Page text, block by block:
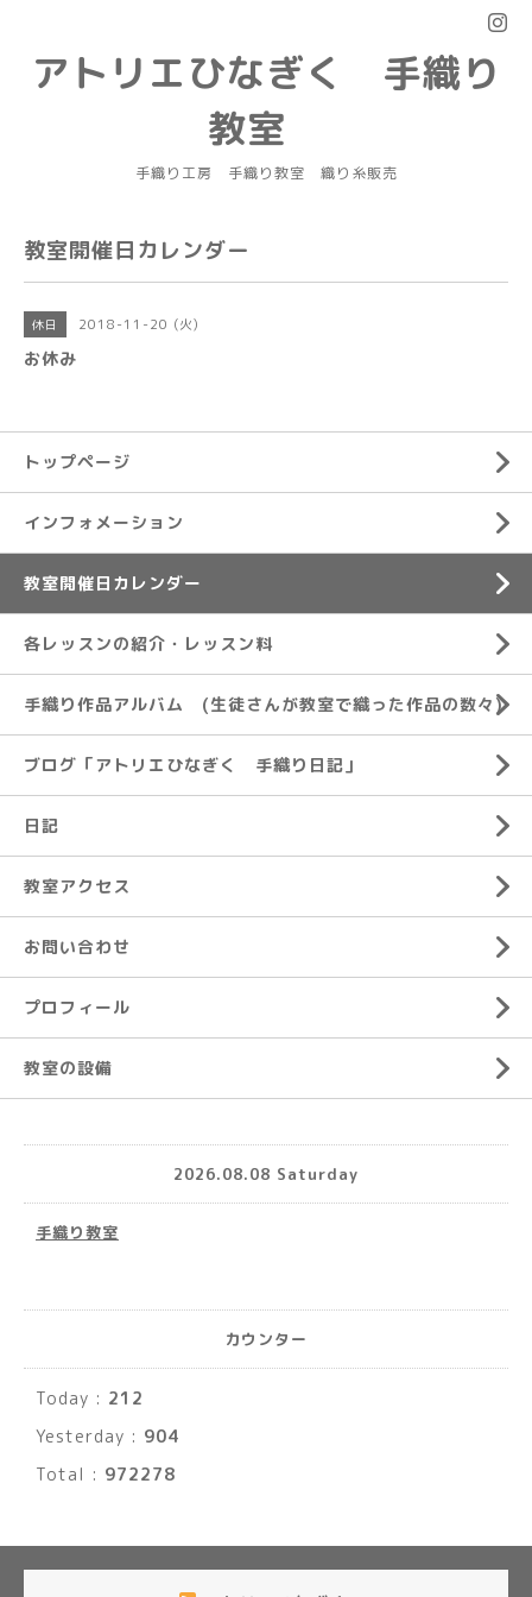
アトリエひなぎく 手織り
教室
手織り工房 手織り教室 織り糸販売
教室開催日カレンダー
休日 2018-11-20 (火)
お休み
トップページ
インフォメーション
教室開催日カレンダー
各レッスンの紹介・レッスン料
手織り作品アルバム (生徒さんが教室で織った作品の数々)
ブログ「アトリエひなぎく 手織り日記」
日記
教室アクセス
お問い合わせ
プロフィール
教室の設備
2026.08.08 Saturday
手織り教室
カウンター
Today : 212
Yesterday : 904
Total : 972278